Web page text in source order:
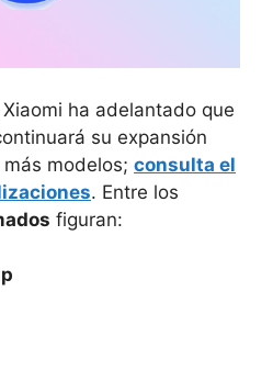
ha adelantado que
su expansión
modelos; consulta el
. Entre los
figuran: